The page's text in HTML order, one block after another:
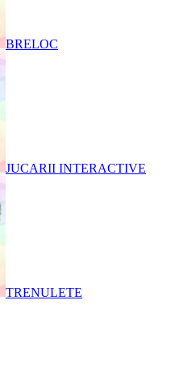
BRELOC
JUCARII INTERACTIVE
TRENULETE